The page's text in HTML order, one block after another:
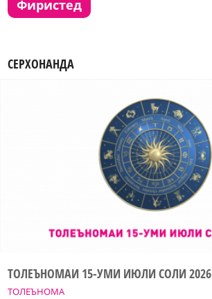
фиристед
СЕРХОНАНДА
ТОЛЕЪНОМА
ТОЛЕЪНОМАИ 15-УМИ ИЮЛИ СОЛИ 2026